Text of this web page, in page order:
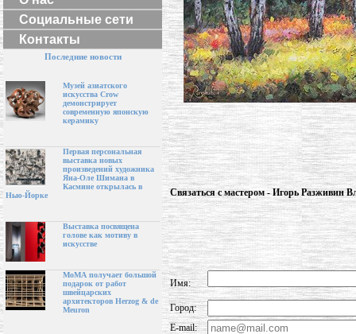
Социальные сети
Контакты
Последние новости
Музей азиатского
искусства Crow
демонстрирует
современную японскую
керамику
Первая персональная
выставка новых
произведений художника
Яна-Оле Шимана в
Касмине открылась в
Нью-Йорке
Выставка посвящена
голове как мотиву в
искусстве
МоМА получает большой
подарок от работ
швейцарских
архитекторов Herzog & de
Meuron
Связаться с мастером - Игорь Разживин
Имя:
Город:
E-mail: